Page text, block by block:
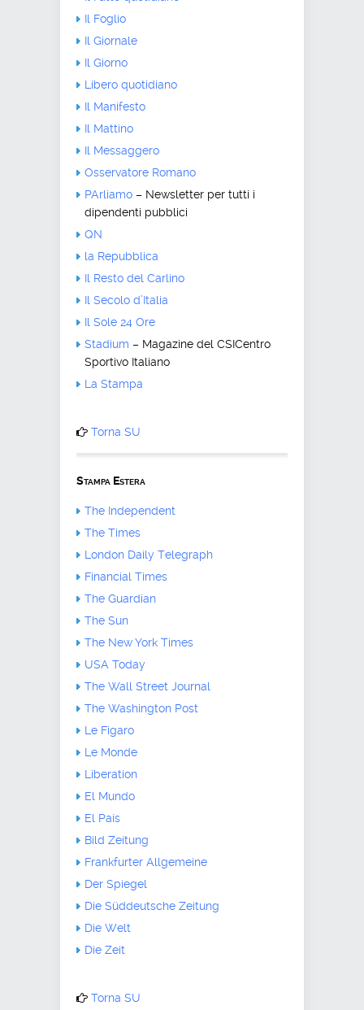
Il Foglio
Il Giornale
Il Giorno
Libero quotidiano
Il Manifesto
Il Mattino
Il Messaggero
Osservatore Romano
PArliamo – Newsletter per tutti i
dipendenti pubblici
QN
la Repubblica
Il Resto del Carlino
Il Secolo d’Italia
Il Sole 24 Ore
Stadium – Magazine del CSICentro
Sportivo Italiano
La Stampa
Torna SU
Stampa Estera
The Independent
The Times
London Daily Telegraph
Financial Times
The Guardian
The Sun
The New York Times
USA Today
The Wall Street Journal
The Washington Post
Le Figaro
Le Monde
Liberation
El Mundo
El País
Bild Zeitung
Frankfurter Allgemeine
Der Spiegel
Die Süddeutsche Zeitung
Die Welt
Die Zeit
Torna SU